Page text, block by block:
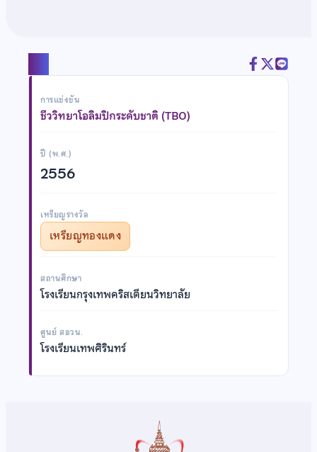
การแข่งขัน
ชีววิทยาโอลิมปิกระดับชาติ (TBO)
ปี (พ.ศ.)
2556
เหรียญรางวัล
เหรียญทองแดง
สถานศึกษา
โรงเรียนกรุงเทพคริสเตียนวิทยาลัย
ศูนย์ สอวน.
โรงเรียนเทพศิรินทร์